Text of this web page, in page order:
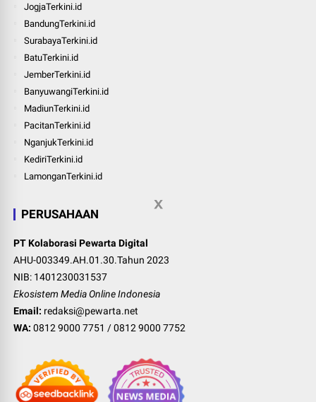
JogjaTerkini.id
BandungTerkini.id
SurabayaTerkini.id
BatuTerkini.id
JemberTerkini.id
BanyuwangiTerkini.id
MadiunTerkini.id
PacitanTerkini.id
NganjukTerkini.id
KediriTerkini.id
LamonganTerkini.id
PERUSAHAAN
PT Kolaborasi Pewarta Digital
AHU-003349.AH.01.30.Tahun 2023
NIB: 1401230031537
Ekosistem Media Online Indonesia
Email: redaksi@pewarta.net
WA: 0812 9000 7751 /0812 9000 7752